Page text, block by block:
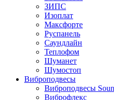
ЗИПС
Изоплат
Максфорте
Руспанель
Саундлайн
Теплофом
Шуманет
Шумостоп
Виброподвесы
Виброподвесы
Виброфлекс